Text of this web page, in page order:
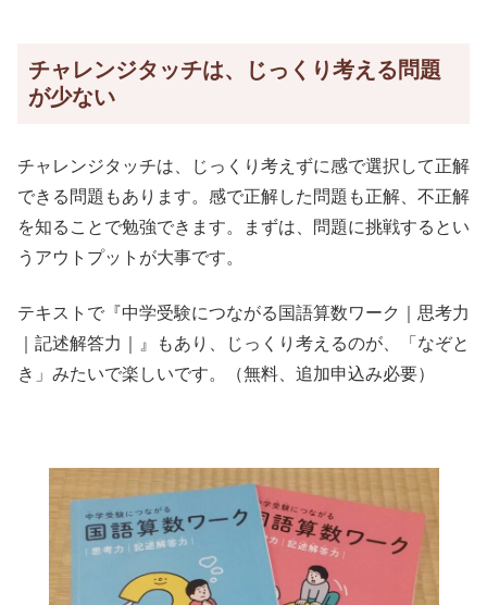
チャレンジタッチは、じっくり考える問題
が少ない
チャレンジタッチは、じっくり考えずに感で選択して正解
できる問題もあります。感で正解した問題も正解、不正解
を知ることで勉強できます。まずは、問題に挑戦するとい
うアウトプットが大事です。
テキストで『中学受験につながる国語算数ワーク｜思考力
｜記述解答力｜』もあり、じっくり考えるのが、「なぞと
き」みたいで楽しいです。（無料、追加申込み必要）